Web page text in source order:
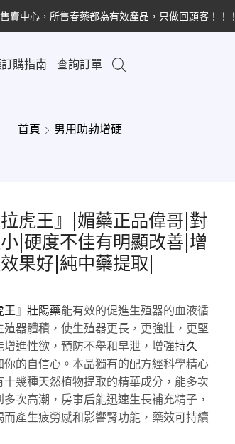
賣中心，所售春藥都為有效產品，只做回頭客！！！
購指南 查詢訂單
首頁 男用助勃增硬
拉虎王』|媚藥正品偉哥|對
|硬度不佳有明顯改善|增
果好|純中藥提取|
王』 壯陽藥能有效的促進生殖器的血液循
殖器體積，使生殖器更長，更強壯，更堅
增進性欲，預防不舉和早泄，增強持久
你的自信心。本品獨有的配方經科學精心
十幾種天然植物提取的精華成分，能多次
次高潮，房事后能迅速生長補充精子，
而產生疲勞感和影響腎功能，藥效可持續